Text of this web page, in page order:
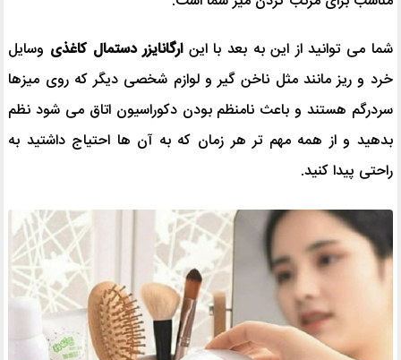
شما می توانید از این به بعد با اینارگانایزر دستمال کاغذی وسایل
خرد و ریز مانند مثل ناخن گیر و لوازم شخصی دیگر که روی میزها
سردرگم هستند و باعث نامنظم بودن دکوراسیون اتاق می شود نظم
بدهید و از همه مهم تر هر زمان که به آن ها احتیاج داشتید به
راحتی پیدا کنید.